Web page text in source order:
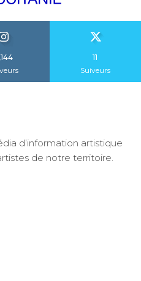
11
Suiveurs
d’information artistique
de notre territoire.